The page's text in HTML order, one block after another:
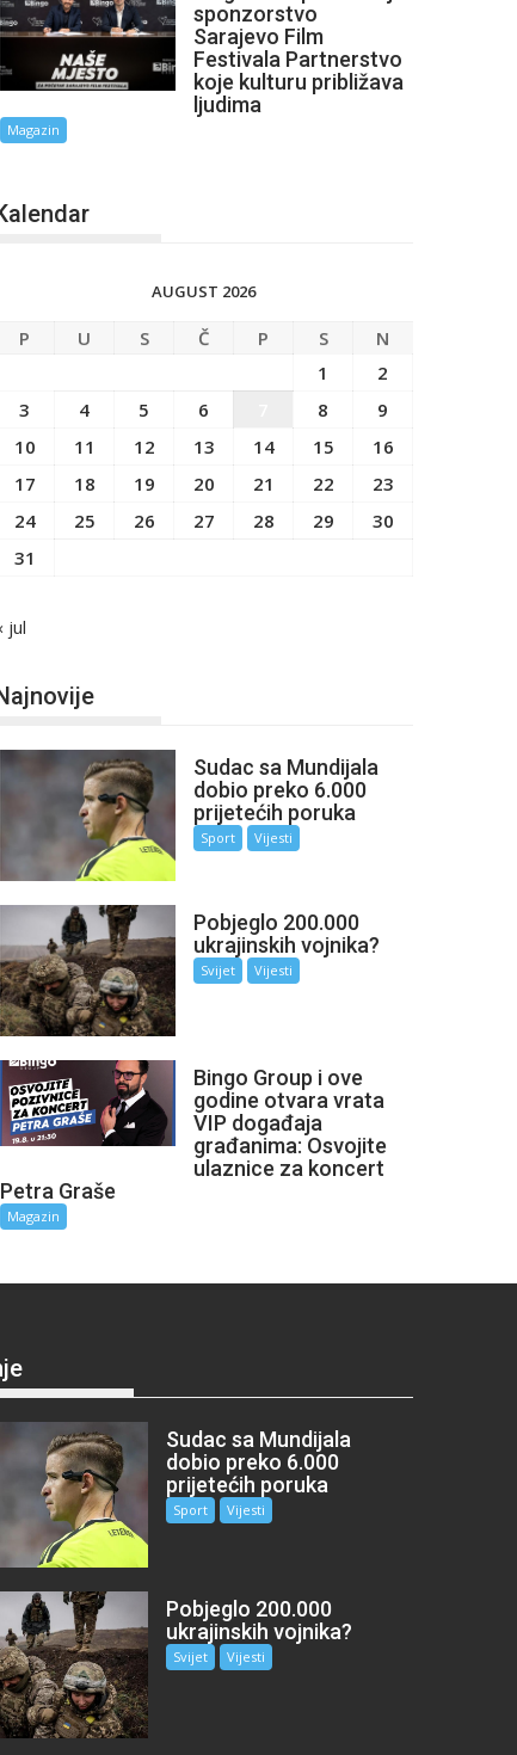
sponzorstvo
Sarajevo Film
Festivala Partnerstvo
koje kulturu približava
ljudima
Magazin
AUGUST 2026
P U S Č P S
N
1
2
3
4 5 6 8
9
10
11 12 13 14 15
16
17
18 19 20 21 22
23
24
25 26 27 28 29
30
31
jul
Sudac sa Mundijala
dobio preko 6.000
prijetećih poruka
Sport Vijesti
Pobjeglo 200.000
ukrajinskih vojnika?
Svijet Vijesti
Bingo Group i ove
godine otvara vrata
VIP događaja
građanima: Osvojite
ulaznice za koncert
Petra Graše
Magazin
Sudac sa Mundijala
dobio preko 6.000
prijetećih poruka
Sport Vijesti
Pobjeglo 200.000
ukrajinskih vojnika?
Svijet Vijesti